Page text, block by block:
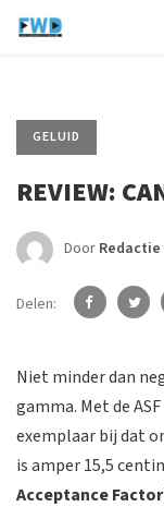
GELUID
REVIEW:
Door Redactie
Delen:
Niet minder dan
gamma. Met de
exemplaar bij dat
is amper 15,5
Acceptance Factor